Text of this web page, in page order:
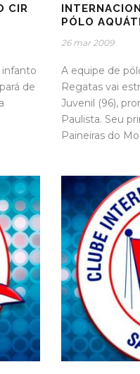
CIR
infanto
de
PÓLO
26 mar 2009
A equipe de
Regatas vai
Juvenil (96),
Paulista. Seu
Paineiras do